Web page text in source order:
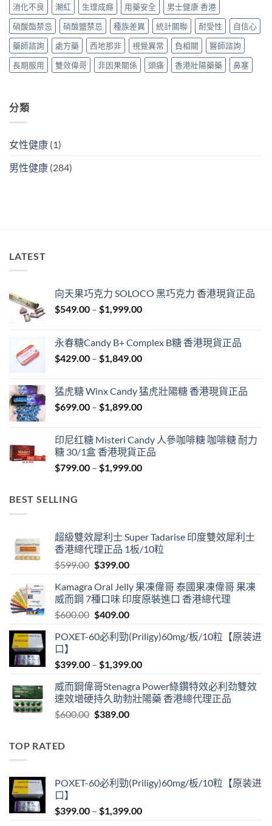
購
買
攻
略〉
中
與
購
買
攻
略〉
中
款
最
抵？
香
港
購
買
消化不良 潮紅 生理成癮 用藥安全
男士健康 香港
硝酸酯禁忌
硝酸鹽禁忌 種族差異 統計關聯 耐受性
自信心
藥師諮詢
處方藥 西地那非 視覺異常 負相關
醫師諮詢
長期服用
雙效偉哥 非因果關係 頭痛 香港壯陽藥藥 鼻塞
分類
女性健康 (1)
男性健康 (284)
LATEST
向天果巧克力 SOLOCO 黑巧克力 香港現貨正品
$549.00 – $1,999.00Price
through
$1,999.00
永春糖Candy B+ Complex B糖 香港現貨正品
$429.00 – $1,849.00Price
through
$1,849.00
猛虎糖 Winx Candy 猛虎壯陽糖 香港現貨正品
$699.00 – $1,899.00Price
through
$1,899.00
印尼红糖 Misteri Candy 人參咖啡糖 咖啡糖 耐力
糖 30/1盒 香港現貨正品
$799.00 – $1,999.00Price
BEST SELLING
超級雙效犀利士 Super Tadarise 印度雙效犀利士
香港總代理正品 1板/10粒
$599.00 Original
was:
$599.00.
$399.00Current
is:
$399.00.
Kamagra Oral Jelly 果凍偉哥 泰國果凍偉哥 果凍
威而鋼 7種口味 印度原裝進口 香港總代理
$600.00 Original
was:
$409.00Current
is:
POXET-60必利勁(Priligy)60mg/板/10粒【原装进
口】
$399.00 – $1,399.00Price
$399.00
through
威而鋼偉哥Stenagra Power綠鑽特效必利劲雙效
速效增硬持久助勃壯陽藥 香港總代理正品
$600.00 Original
$389.00Current
TOP RATED
POXET-60必利勁(Priligy)60mg/板/10粒【原装进
口】
$399.00 – $1,399.00Price